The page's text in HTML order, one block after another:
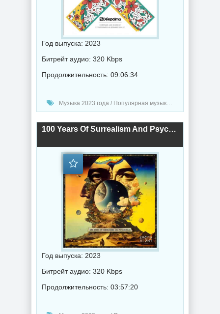
Год выпуска: 2023
Битрейт аудио: 320 Kbps
Продолжительность: 09:06:34
Музыка 2023 года / Популярная музыка / Хаус музыка / Музыка VA
100 Years Of Surrealism And Psychedelia (2023) торрент
Год выпуска: 2023
Битрейт аудио: 320 Kbps
Продолжительность: 03:57:20